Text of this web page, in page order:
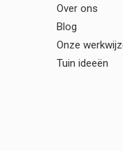
Over ons
Blog
Onze
Tuin ideeën